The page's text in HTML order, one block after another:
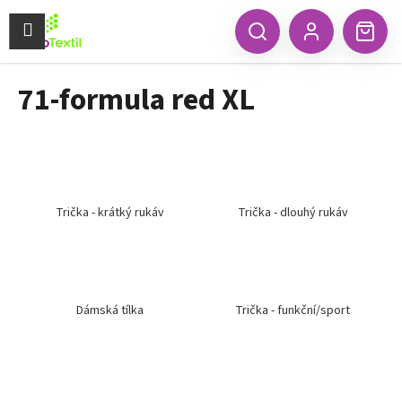
obsah
HledatPřihlášení
Menu
71-formula red XL
Trička - krátký rukáv Trička - dlouhý rukáv
Dámská tílka Trička - funkční/sport
K
š Zpět
Zpět
C